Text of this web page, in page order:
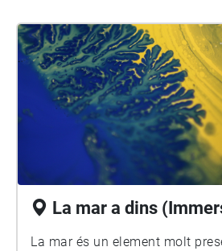
La mar a dins
La mar és un element molt